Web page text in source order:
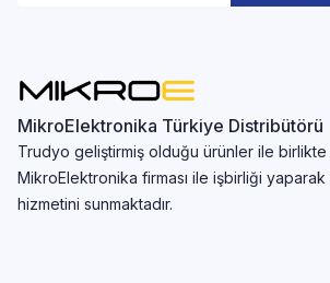
MikroElektronika Türkiye Distribütörü
Trudyo geliştirmiş olduğu ürünler ile birlikte
MikroElektronika firması ile işbirliği
hizmetini sunmaktadır.